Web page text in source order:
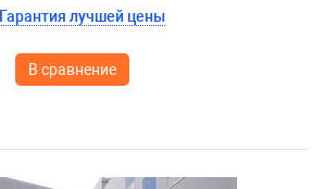
Гарантия лучшей цены
В сравнение